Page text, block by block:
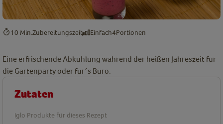
10 Min. Zubereitungszeit Einfach4Portionen
Eine erfrischende Abkühlung während der heißen Jahreszeit für
die Gartenparty oder für´s Büro.
Zutaten
Iglo Produkte für dieses Rezept